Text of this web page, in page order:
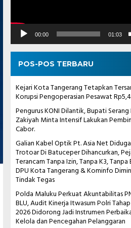
00:00 01:03
POS-POS TERBARU
Kejari Kota Tangerang Tetapkan
Korupsi Pengoperasian Pesawat
Pengurus KONI Dilantik, Bupati Serang
Zakiyah Minta Intensif Lakukan
Cabor.
Galian Kabel Optik Pt. Asia Net
Trotoar Di Batuceper Dihancurkan,
Terancam Tanpa Izin, Tanpa K3, Tanpa
DPU Kota Tangerang & Kominfo
Tindak Tegas
Polda Maluku Perkuat Akuntabilitas
BLU, Audit Kinerja Itwasum Polri Tahap
2026 Didorong Jadi Instrumen
Kelola dan Pencegahan Pelanggaran